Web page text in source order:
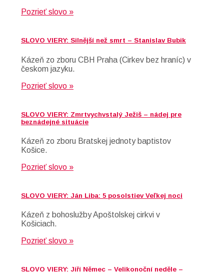
Pozrieť slovo »
SLOVO VIERY: Silnější než smrt – Stanislav Bubik
Kázeň zo zboru CBH Praha (Cirkev bez hraníc) v
českom jazyku.
Pozrieť slovo »
SLOVO VIERY: Zmrtvychvstalý Ježiš – nádej pre
beznádejné situácie
Kázeň zo zboru Bratskej jednoty baptistov
Košice.
Pozrieť slovo »
SLOVO VIERY: Ján Liba: 5 posolstiev Veľkej noci
Kázeň z bohoslužby Apoštolskej cirkvi v
Košiciach.
Pozrieť slovo »
SLOVO VIERY: Jiří Němec – Velikonoční neděle –